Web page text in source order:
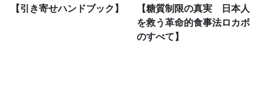
【引き寄せハンドブック】
【糖質制限の真実 日本人
を救う革命的食事法ロカボ
のすべて】